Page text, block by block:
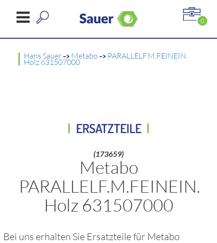
0
Hans Sauer-> Metabo -> PARALLELF.M.FEINEIN.
Holz 631507000
ERSATZTEILE
(173659)
Metabo
PARALLELF.M.FEINEIN.
Holz 631507000
Bei uns erhalten Sie Ersatzteile für Metabo